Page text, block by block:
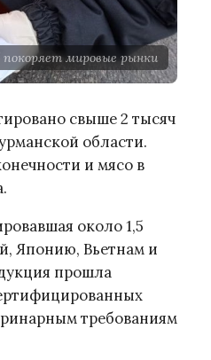
мировые рынки
свыше 2 тысяч
области.
и мясо в
около 1,5
Японию, Вьетнам и
прошла
требованиям